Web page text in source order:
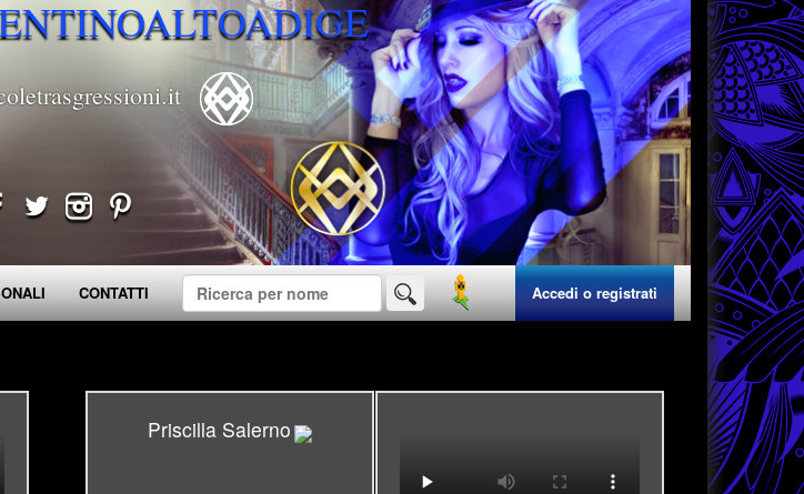
CONTATTI Accedi o registrati
Priscilla Salerno